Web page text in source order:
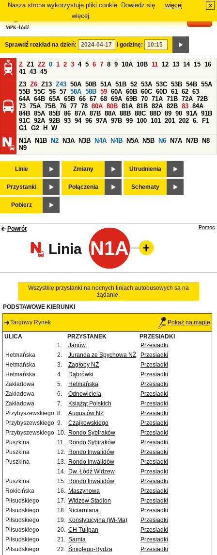
Nasza strona wykorzystuje pliki cookie. Dowiedz się
więcej.
więcej x
Sprawdź rozkład na dzień: i godzinę:
Z Z1 Z2 0 1 2 3 4 5 6 7 8 9 10A 10B 11 12 13 14 15 16
41 43 45
Z3 Z6 Z13 Z43 50A 50B 51A 51B 52 53A 53C 53B 54B 55A
55B 55C 56 57 58A 58B 59 60A 60B 60C 60D 61 62 63
64A 64B 65A 65B 66 67 68 69A 69B 70 71A 71B 72A 72B
73 75A 75B 76 77 78 80A 80B 81A 81B 82A 82B 83 84A
84B 85A 85B 86 87A 87B 88A 88B 88C 88D 89 90 91A 91B
91C 92A 92B 93 94 96 97A 97B 99 100 101 201 202 6.
F1
G1 G2 H
W
N1A
N1B N2 N3A N3B N4A N4B N5A N5B N6 N7A N7B
N8
N9
Linie Zmiany Utrudnienia
Przystanki Połączenia Schematy
Pobierz
Powrót
Linia N1A
Pomoc
Wszystkie przystanki na nocnych liniach autobusowych są na
żądanie.
PODSTAWOWE KIERUNKI
Targowy Rynek Pokaż na mapie
ULICA PRZYSTANEK
PRZESIADKI
1.
Janów
Przesiadki
Hetmańska
2. Juranda ze Spychowa NŻ
Przesiadki
Hetmańska
3. Zagłoby NŻ
Przesiadki
Hetmańska
4. Dąbrówki
Przesiadki
Zakładowa
5. Hetmańska
Przesiadki
Zakładowa
6. Odnowiciela
Przesiadki
Zakładowa
7. Książąt Polskich
Przesiadki
Przybyszewskiego 8. Augustów NŻ
Przesiadki
Przybyszewskiego 9. Czajkowskiego
Przesiadki
Przybyszewskiego 10. Rondo Sybiraków
Przesiadki
Puszkina
11. Rondo Sybiraków
Przesiadki
Puszkina
12. Rondo Inwalidów
Przesiadki
Puszkina
13. Rondo Inwalidów
Przesiadki
14. Dw. Łódź Widzew
Przesiadki
Puszkina
15. Rondo Inwalidów
Przesiadki
Rokicińska
16. Maszynowa
Przesiadki
Piłsudskiego
17. Widzew Stadion
Przesiadki
Piłsudskiego
18. Niciarniana
Przesiadki
Piłsudskiego
19. Konstytucyjna (Wi-Ma)
Przesiadki
Piłsudskiego
20. CH Tulipan
Przesiadki
Piłsudskiego
21. Sarnia
Przesiadki
Piłsudskiego
22. Śmigłego-Rydza
Przesiadki